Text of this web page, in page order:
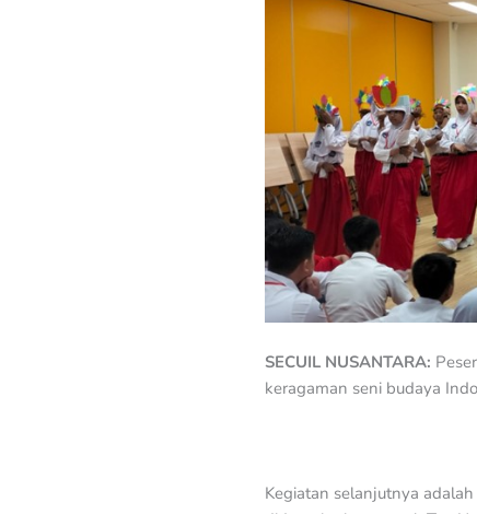
SECUIL NUSANTARA:
keragaman seni budaya
Kegiatan selanjutnya adalah